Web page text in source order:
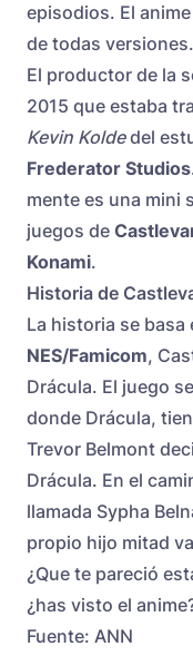
episodios. El
de todas versiones.
El productor de la
2015 que estaba
Kevin Koldedel
Frederator Studios
mente es una mini
juegos de
Konami.
Historia de
La historia se basa
NES/Famicom,
Drácula. El juego
donde Drácula,
Trevor Belmont
Drácula. En el
llamada Sypha
propio hijo mitad
¿Que te pareció
¿has visto el
Fuente: ANN